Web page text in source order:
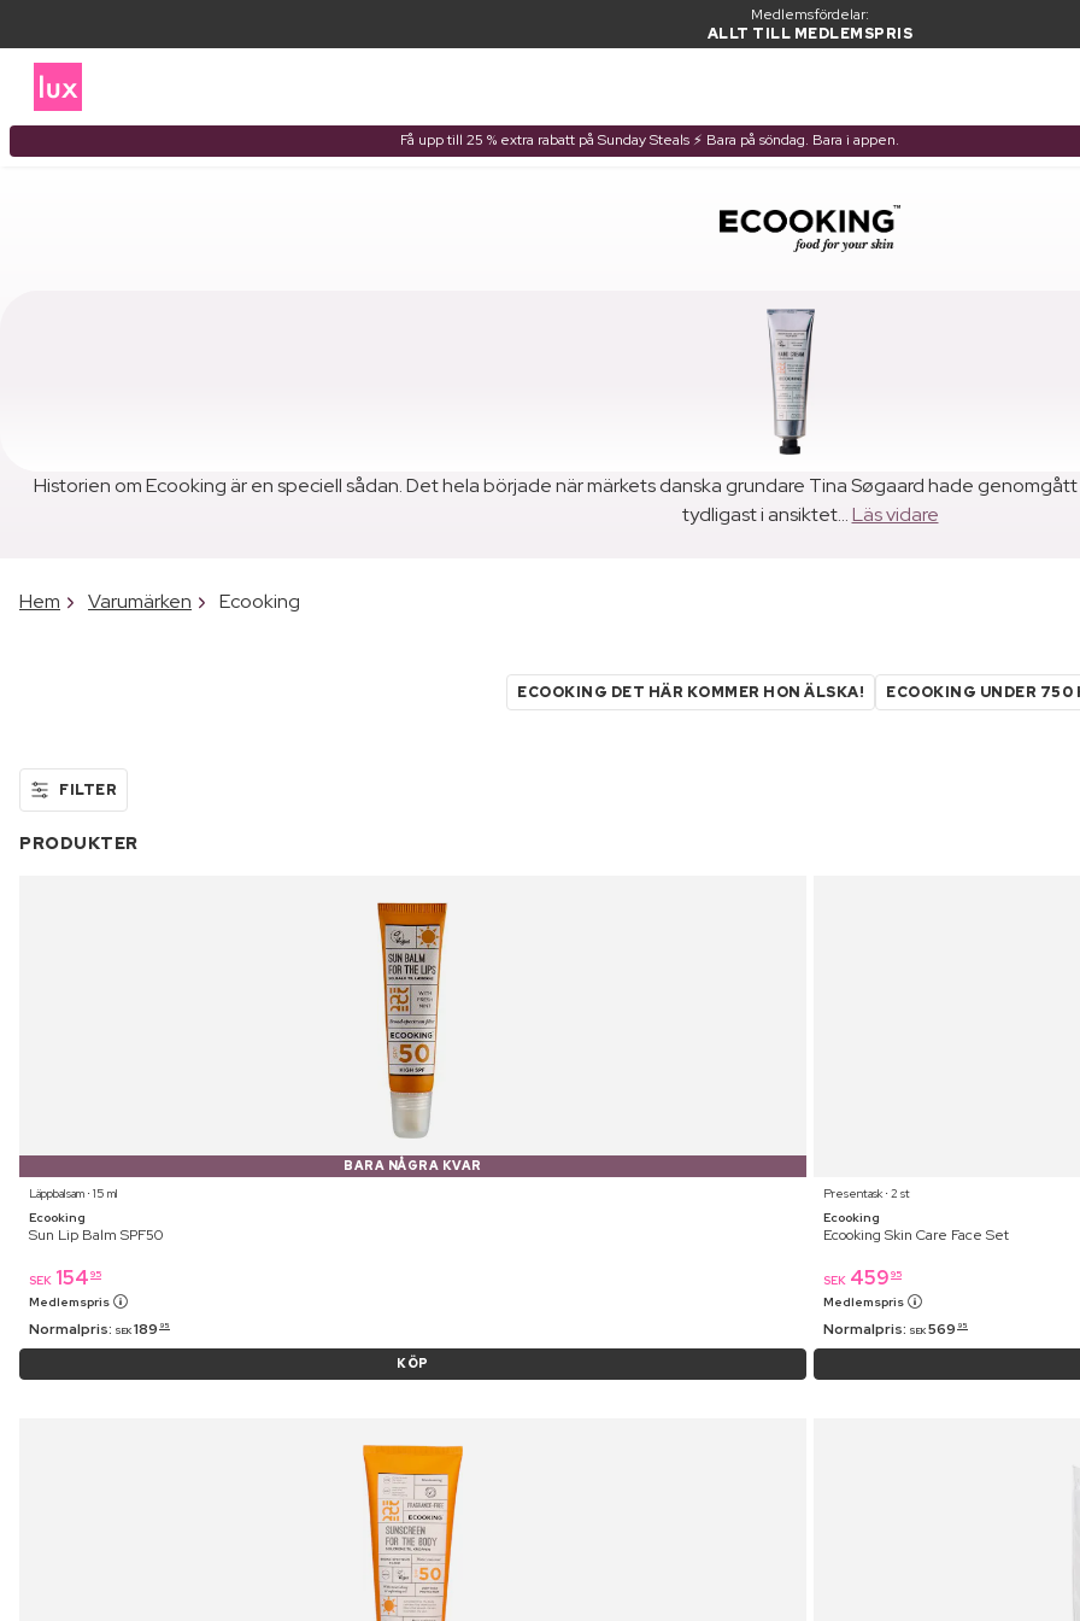
Medlemsfördelar:
ALLT TILL MEDLEMSPRIS
Få upp till 25 % extra rabatt på Sunday Steals ⚡ Bara på söndag. Bara i appen.
Historien om Ecooking är en speciell sådan. Det hela började när märkets danska grundare Tina Søgaard hade
tydligast i ansiktet...Läs vidare
Hem Varumärken Ecooking
ECOOKING DET HÄR KOMMER HON ÄLSKA! ECOOKING UNDER 750
FILTER
PRODUKTER
BARA NÅGRA KVAR
Läppbalsam ⋅ 15 ml
Ecooking
Sun Lip Balm SPF50
SEK 154 95
Medlemspris
Normalpris: SEK 189 95
KÖP
Presentask ⋅ 2 st
Ecooking
Ecooking Skin Care Face Set
SEK 459 95
Medlemspris
Normalpris: SEK 569 95